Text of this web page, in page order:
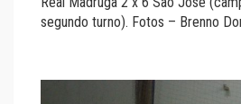
segundo turno). Fotos – Brenno